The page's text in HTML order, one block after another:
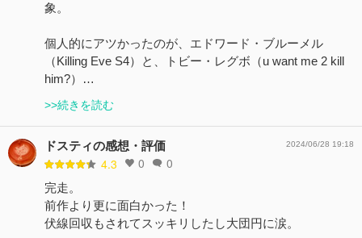
象。
個人的にアツかったのが、エドワード・ブルーメル
（Killing Eve S4）と、トビー・レグボ（u want me 2 kill
him?）…
>>続きを読む
ドスティの感想・評価
4.3 0 0
2024/06/28 19:18
完走。
前作より更に面白かった！
伏線回収もされてスッキリしたし大団円に涙。